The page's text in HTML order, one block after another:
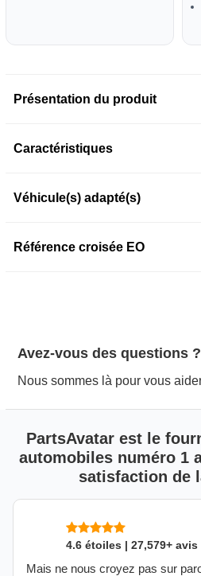
Présentation du produit
Caractéristiques
Véhicule(s) adapté(s)
Référence croisée EO
Avez-vous des questions ?
Nous sommes là pour vous
PartsAvatar est le
automobiles numéro 1
satisfaction de
4.6 étoiles | 27,579+ avis
Mais ne nous croyez pas sur